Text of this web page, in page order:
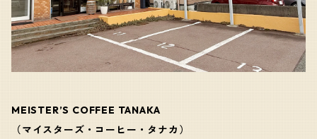
MEISTER’S COFFEE TANAKA
（マイスターズ・コーヒー・タナカ）